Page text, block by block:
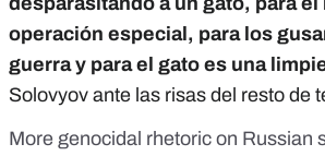
operación especial, para los
guerra y para el gato es una
Solovyov ante las risas del resto de
More genocidal rhetoric on Russian